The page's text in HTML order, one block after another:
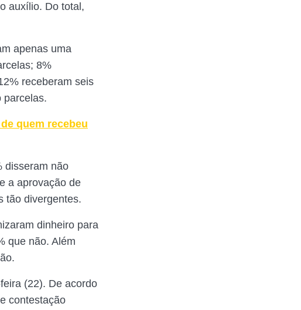
auxílio. Do total,
apenas uma
8%
receberam seis
parcelas.
quem recebeu
disseram não
a aprovação de
tão divergentes.
dinheiro para
que não. Além
(22). De acordo
contestação